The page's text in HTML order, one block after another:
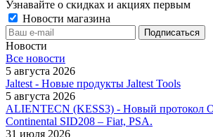
Узнавайте о скидках и акциях первым
Новости магазина
Новости
Все новости
5 августа 2026
Jaltest - Новые продукты Jaltest Tools
5 августа 2026
ALIENTECN (KESS3) - Новый протокол
Continental SID208 – Fiat, PSA.
31 июля 2026